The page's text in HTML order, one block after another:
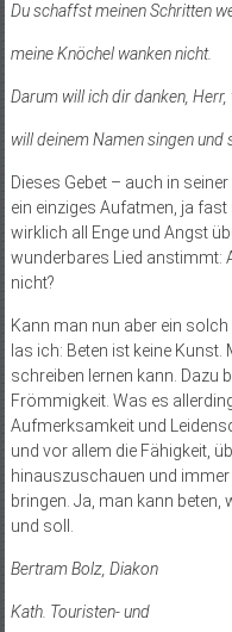
Du schaffst meinen Schritten
meine Knöchel wanken nicht.
Darum will ich dir danken, Herr,
will deinem Namen singen und
Dieses Gebet – auch in
ein einziges Aufatmen, ja
wirklich all Enge und Angst
wunderbares Lied anstimmt:
nicht?
Kann man nun aber ein
las ich: Beten ist keine
schreiben lernen kann. Dazu
Frömmigkeit. Was es
Aufmerksamkeit und
und vor allem die Fähigkeit,
hinauszuschauen und
bringen. Ja, man kann beten,
und soll.
Bertram Bolz, Diakon
Kath. Touristen- und